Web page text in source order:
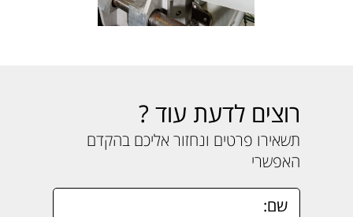
רוצים לדעת עוד ?
תשאירו פרטים ונחזור אליכם בהקדם
האפשרי